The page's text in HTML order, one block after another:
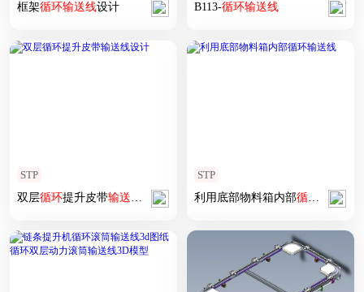
框架循环输送线设计 B113-循环输送线
STP
双层循环提升皮带输送线 设计
STP
利用底部物料箱内部循环 输送线